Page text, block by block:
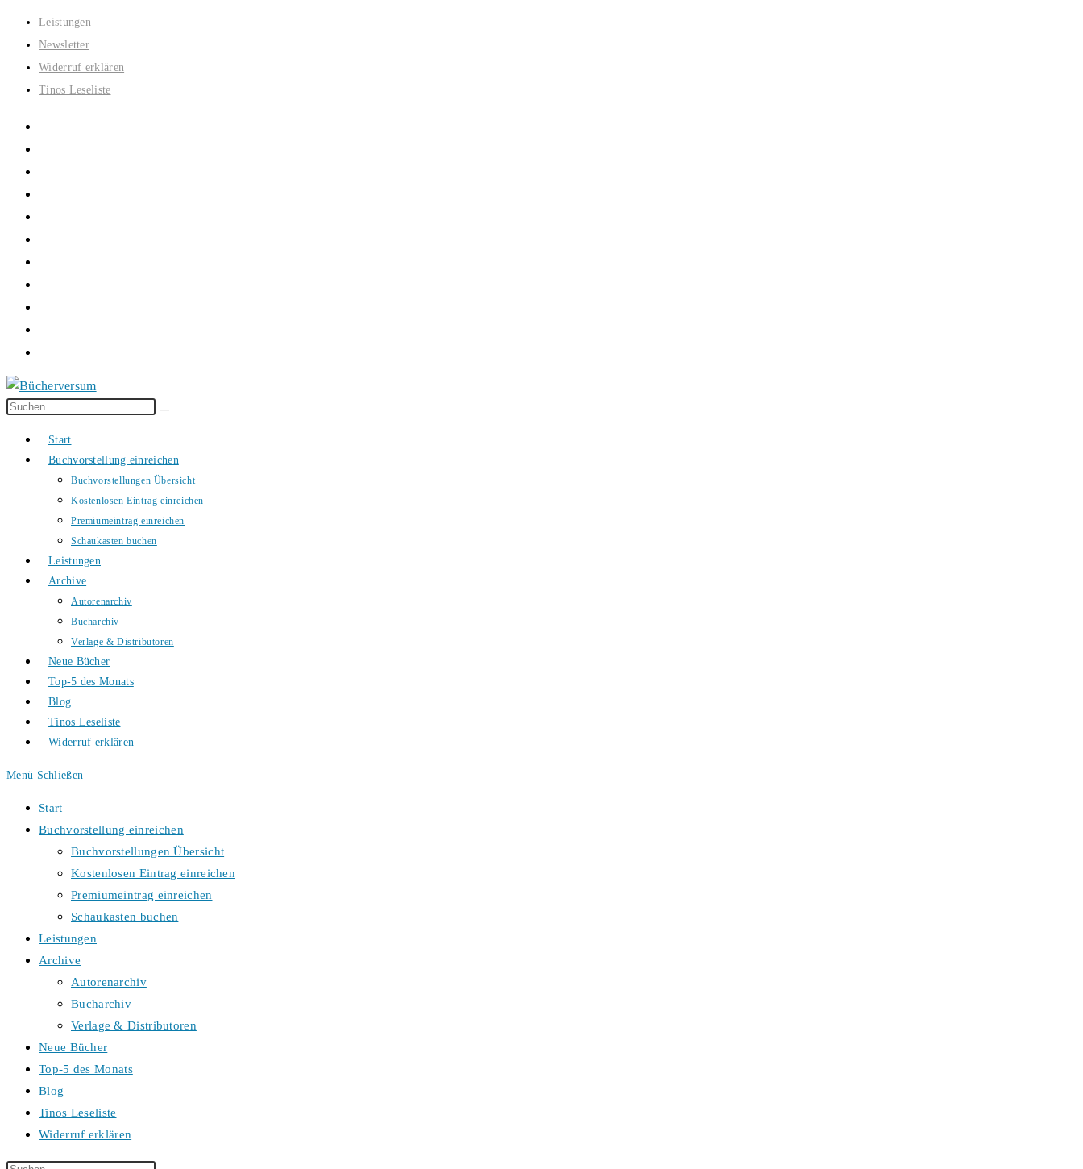
Zum
Inhalt
springen
Leistungen
Newsletter
Widerruf erklären
Tinos Leseliste
Diese
durchsuchen
Start
Buchvorstellung einreichen
Buchvorstellungen Übersicht
Kostenlosen Eintrag einreichen
Premiumeintrag einreichen
Schaukasten buchen
Leistungen
Archive
Autorenarchiv
Bucharchiv
Verlage & Distributoren
Neue Bücher
Top-5 des Monats
Blog
Tinos Leseliste
Widerruf erklären
Menü Schließen
Start
Buchvorstellung einreichen
Buchvorstellungen Übersicht
Kostenlosen Eintrag einreichen
Premiumeintrag einreichen
Schaukasten buchen
Leistungen
Archive
Autorenarchiv
Bucharchiv
Verlage & Distributoren
Neue Bücher
Top-5 des Monats
Blog
Tinos Leseliste
Widerruf erklären